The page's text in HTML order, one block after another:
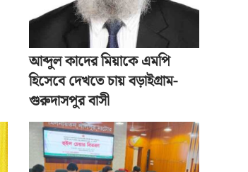
আব্দুল কাদের মিয়াকে এমপি
হিসেবে দেখতে চায় বড়াইগ্রাম-
গুরুদাসপুর বাসী